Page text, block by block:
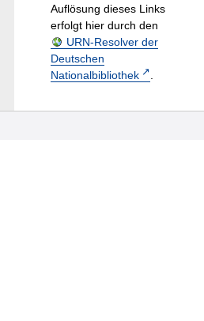
Auflösung dieses Links
erfolgt hier durch den
URN-Resolver der
Deutschen
Nationalbibliothek
.